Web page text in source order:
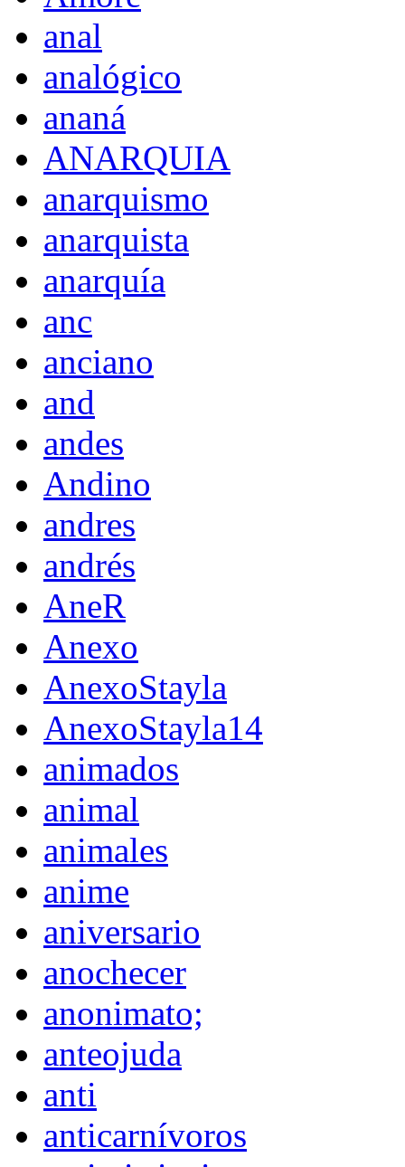
anal
analógico
ananá
ANARQUIA
anarquismo
anarquista
anarquía
anc
anciano
and
andes
Andino
andres
andrés
AneR
Anexo
AnexoStayla
AnexoStayla14
animados
animal
animales
anime
aniversario
anochecer
anonimato;
anteojuda
anti
anticarnívoros